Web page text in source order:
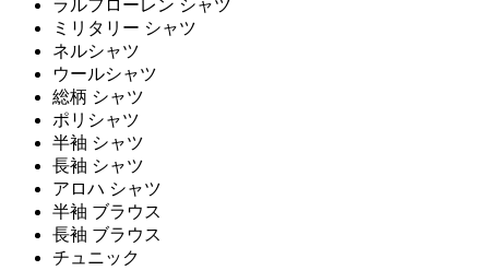
ラルフローレン シャツ
ミリタリー シャツ
ネルシャツ
ウールシャツ
総柄 シャツ
ポリシャツ
半袖 シャツ
長袖 シャツ
アロハ シャツ
半袖 ブラウス
長袖 ブラウス
チュニック